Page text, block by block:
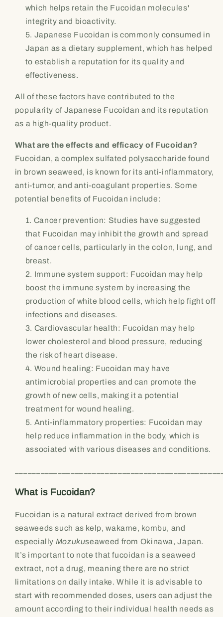
which helps retain the Fucoidan molecules'
integrity and bioactivity.
Japanese Fucoidan is commonly consumed in
Japan as a dietary supplement, which has helped
to establish a reputation for its quality and
effectiveness.
All of these factors have contributed to the
popularity of Japanese Fucoidan and its reputation
as a high-quality product.
What are the effects and efficacy of Fucoidan?
Fucoidan, a complex sulfated polysaccharide found
in brown seaweed, is known for its anti-inflammatory,
anti-tumor, and anti-coagulant properties. Some
potential benefits of Fucoidan include:
Cancer prevention: Studies have suggested
that Fucoidan may inhibit the growth and spread
of cancer cells, particularly in the colon, lung, and
breast.
Immune system support: Fucoidan may help
boost the immune system by increasing the
production of white blood cells, which help fight off
infections and diseases.
Cardiovascular health: Fucoidan may help
lower cholesterol and blood pressure, reducing
the risk of heart disease.
Wound healing: Fucoidan may have
antimicrobial properties and can promote the
growth of new cells, making it a potential
treatment for wound healing.
Anti-inflammatory properties: Fucoidan may
help reduce inflammation in the body, which is
associated with various diseases and conditions.
What is Fucoidan?
Fucoidan is a natural extract derived from brown
seaweeds such as kelp, wakame, kombu, and
especially Mozukuseaweed from Okinawa, Japan.
It’s important to note that fucoidan is a seaweed
extract, not a drug, meaning there are no strict
limitations on daily intake. While it is advisable to
start with recommended doses, users can adjust the
amount according to their individual health needs as